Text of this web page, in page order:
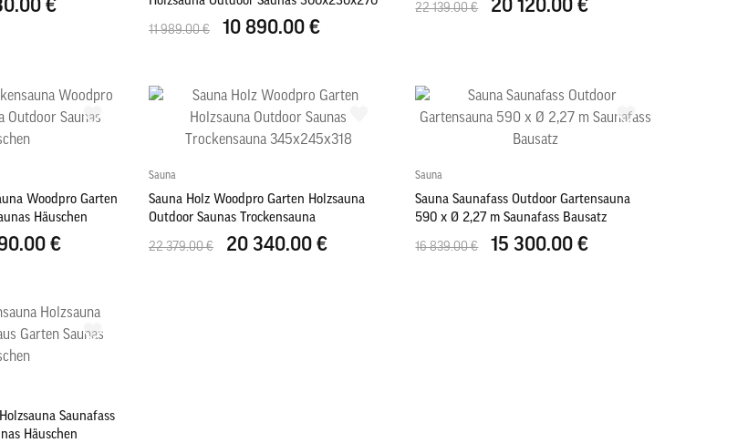
€
11 989.00 € 10 890.00 €
22 139.00 € 20 120.00 €
Woodpro Garten
Häuschen
€
Sauna
Sauna Holz Woodpro Garten Holzsauna
Outdoor Saunas Trockensauna
22 379.00 €
20 340.00 €
Sauna
Sauna Saunafass Outdoor Gartensauna
590 x Ø 2,27 m Saunafass Bausatz
16 839.00 € 15 300.00 €
Saunafass
Häuschen